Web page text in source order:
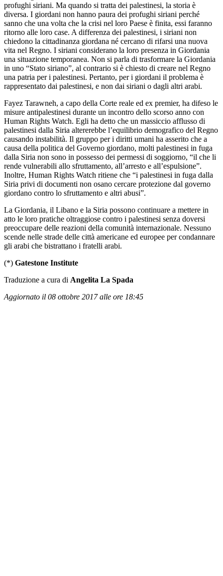
profughi siriani. Ma quando si tratta dei palestinesi, la storia è
diversa. I giordani non hanno paura dei profughi siriani perché
sanno che una volta che la crisi nel loro Paese è finita, essi faranno
ritorno alle loro case. A differenza dei palestinesi, i siriani non
chiedono la cittadinanza giordana né cercano di rifarsi una nuova
vita nel Regno. I siriani considerano la loro presenza in Giordania
una situazione temporanea. Non si parla di trasformare la Giordania
in uno “Stato siriano”, al contrario si è chiesto di creare nel Regno
una patria per i palestinesi. Pertanto, per i giordani il problema è
rappresentato dai palestinesi, e non dai siriani o dagli altri arabi.
Fayez Tarawneh, a capo della Corte reale ed ex premier, ha difeso le
misure antipalestinesi durante un incontro dello scorso anno con
Human Rights Watch. Egli ha detto che un massiccio afflusso di
palestinesi dalla Siria altererebbe l’equilibrio demografico del Regno
causando instabilità. Il gruppo per i diritti umani ha asserito che a
causa della politica del Governo giordano, molti palestinesi in fuga
dalla Siria non sono in possesso dei permessi di soggiorno, “il che li
rende vulnerabili allo sfruttamento, all’arresto e all’espulsione”.
Inoltre, Human Rights Watch ritiene che “i palestinesi in fuga dalla
Siria privi di documenti non osano cercare protezione dal governo
giordano contro lo sfruttamento e altri abusi”.
La Giordania, il Libano e la Siria possono continuare a mettere in
atto le loro pratiche oltraggiose contro i palestinesi senza doversi
preoccupare delle reazioni della comunità internazionale. Nessuno
scende nelle strade delle città americane ed europee per condannare
gli arabi che bistrattano i fratelli arabi.
(*) Gatestone Institute
Traduzione a cura di Angelita La Spada
Aggiornato il 08 ottobre 2017 alle ore 18:45